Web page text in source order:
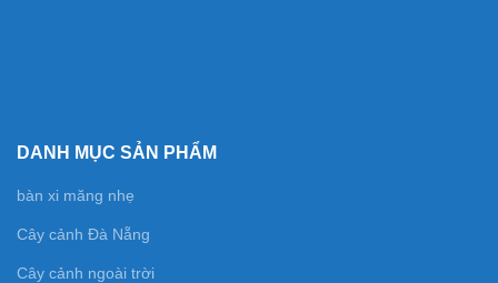
DANH MỤC SẢN PHẨM
bàn xi măng nhẹ
Cây cảnh Đà Nẵng
Cây cảnh ngoài trời